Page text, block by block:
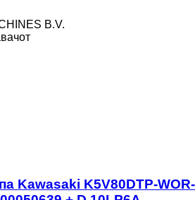
B.V.
Kawasaki K5V80DTP-WOR-